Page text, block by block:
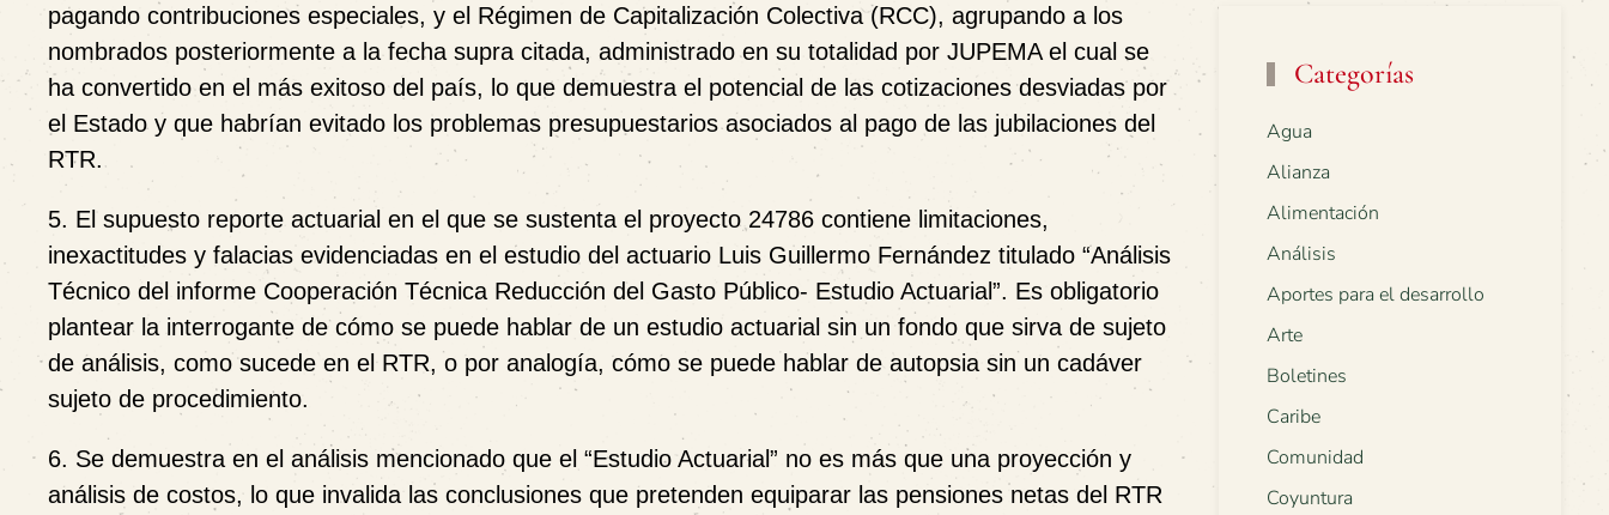
pagando contribuciones especiales, y el Régimen de Capitalización Colectiva (RCC), agrupando a los
nombrados posteriormente a la fecha supra citada, administrado en su totalidad por JUPEMA el cual se
ha convertido en el más exitoso del país, lo que demuestra el potencial de las cotizaciones desviadas por
el Estado y que habrían evitado los problemas presupuestarios asociados al pago de las jubilaciones del
RTR.
5. El supuesto reporte actuarial en el que se sustenta el proyecto 24786 contiene limitaciones,
inexactitudes y falacias evidenciadas en el estudio del actuario Luis Guillermo Fernández titulado “Análisis
Técnico del informe Cooperación Técnica Reducción del Gasto Público- Estudio Actuarial”. Es obligatorio
plantear la interrogante de cómo se puede hablar de un estudio actuarial sin un fondo que sirva de sujeto
de análisis, como sucede en el RTR, o por analogía, cómo se puede hablar de autopsia sin un cadáver
sujeto de procedimiento.
6. Se demuestra en el análisis mencionado que el “Estudio Actuarial” no es más que una proyección y
análisis de costos, lo que invalida las conclusiones que pretenden equiparar las pensiones netas del RTR
Categorías
Agua
Alianza
Alimentación
Análisis
Aportes para el desarrollo
Arte
Boletines
Caribe
Comunidad
Coyuntura